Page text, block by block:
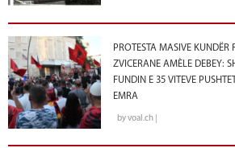
PROTESTA MASIVE KUNDËR
ZVICERANE AMÈLE DEBEY:
FUNDIN E 35 VITEVE
EMRA
by voal.ch |